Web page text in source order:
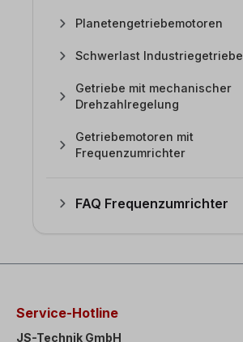
Planetengetriebemotoren
Schwerlast Industriegetriebe
Getriebe mit mechanischer
Drehzahlregelung
Getriebemotoren mit
Frequenzumrichter
FAQ Frequenzumrichter
Service-Hotline
JS-Technik GmbH